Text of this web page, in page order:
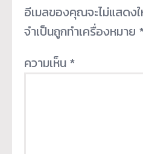
อีเมลของคุณจะไม่แสดง
จำเป็นถูกทำเครื่องหมาย
ความเห็น *